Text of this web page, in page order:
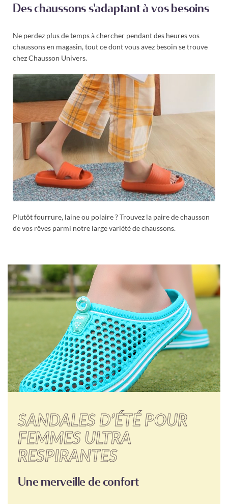
Des chaussons s'adaptant à vos besoins
Ne perdez plus de temps à chercher pendant des heures vos
chaussons en magasin, tout ce dont vous avez besoin se trouve
chez Chausson Univers.
Plutôt fourrure, laine ou polaire ? Trouvez la paire de chausson
de vos rêves parmi notre large variété de chaussons.
SANDALES D’ÉTÉ POUR
FEMMES ULTRA
RESPIRANTES
Une merveille de confort